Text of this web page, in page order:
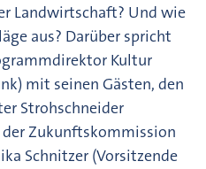
Landwirtschaft? Und wie
aus? Darüber spricht
Kultur
mit seinen Gästen, den
Strohschneider
Zukunftskommission
Schnitzer (Vorsitzende